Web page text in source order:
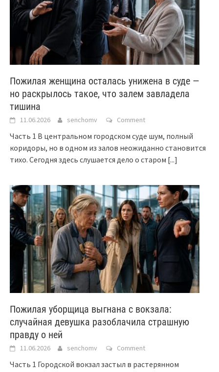
Пожилая женщина осталась унижена в суде —
но раскрылось такое, что залем завладела
тишина
11.06.2026 senchomv Comment
Часть 1 В центральном городском суде шум, полный
коридоры, но в одном из залов неожиданно становится
тихо. Сегодня здесь слушается дело о старом [...]
Пожилая уборщица выгнана с вокзала:
случайная девушка разоблачила страшную
правду о ней
11.06.2026 senchomv Comment
Часть 1 Городской вокзал застыл в растерянном